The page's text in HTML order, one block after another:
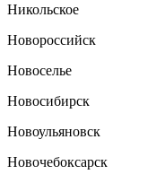
Никольское
Новороссийск
Новоселье
Новосибирск
Новоульяновск
Новочебоксарск